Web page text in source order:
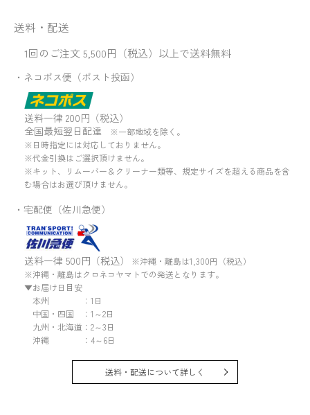
送料・配送
1回のご注文 5,500円（税込）以上で送料無料
・ネコポス便（ポスト投函）
送料一律 200円（税込）
全国最短翌日配達 ※一部地域を除く。
※日時指定には対応しておりません。
※代金引換はご選択頂けません。
※キット、リムーバー＆クリーナー類等、規定サイズを超える商品を含
む場合はお選び頂けません。
・宅配便（佐川急便）
送料一律 500円（税込）
※沖縄・離島は1,300円（税込）
※沖縄・離島はクロネコヤマトでの発送となります。
▼お届け日目安
本州 ：1日
中国・四国 ：1～2日
九州・北海道：2～3日
沖縄 ：4～6日
送料・配送について詳しく